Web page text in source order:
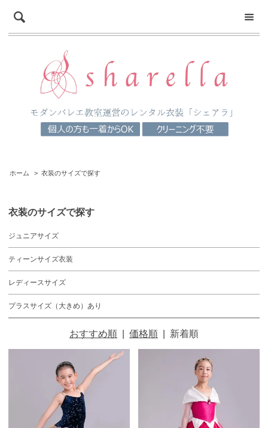
ホーム > 衣装のサイズで探す
衣装のサイズで探す
ジュニアサイズ
ティーンサイズ衣装
レディースサイズ
プラスサイズ（大きめ）あり
おすすめ順 価格順 新着順